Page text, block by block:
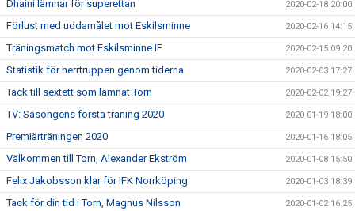
Dhaini lämnar för superettan 2020-02-18 20:00
Förlust med uddamålet mot Eskilsminne 2020-02-16 14:15
Träningsmatch mot Eskilsminne IF 2020-02-15 09:20
Statistik för herrtruppen genom tiderna 2020-02-03 17:27
Tack till sextett som lämnat Torn 2020-02-02 19:27
TV: Säsongens första träning 2020 2020-01-19 18:00
Premiärträningen 2020 2020-01-16 18:05
Välkommen till Torn, Alexander Ekström 2020-01-08 15:50
Felix Jakobsson klar för IFK Norrköping 2020-01-03 18:39
Tack för din tid i Torn, Magnus Nilsson 2020-01-02 16:25